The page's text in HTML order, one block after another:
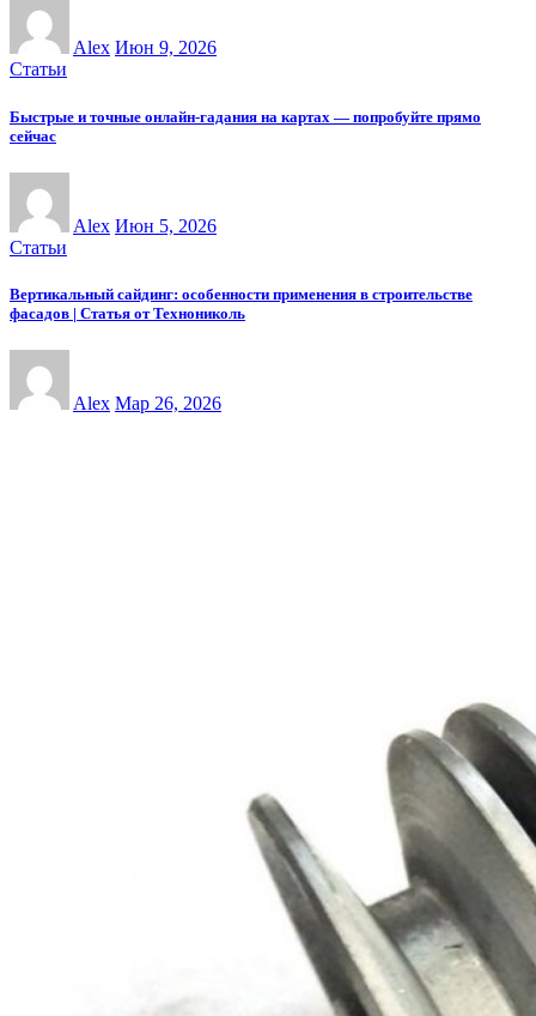
Alex Июн 9, 2026
Статьи
Быстрые и точные онлайн-гадания на картах — попробуйте прямо
сейчас
Alex Июн 5, 2026
Статьи
Вертикальный сайдинг: особенности применения в строительстве
фасадов | Статья от Технониколь
Alex Мар 26, 2026